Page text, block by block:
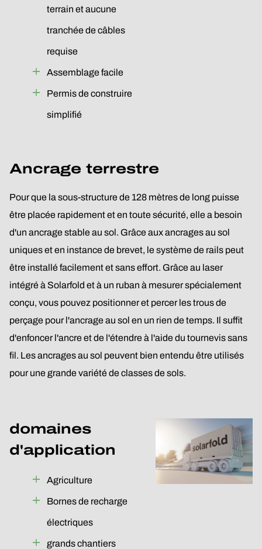
terrain et aucune
tranchée de câbles
requise
Assemblage facile
Permis de construire
simplifié
Ancrage terrestre
Pour que la sous-structure de 128 mètres de long puisse
être placée rapidement et en toute sécurité, elle a besoin
d'un ancrage stable au sol. Grâce aux ancrages au sol
uniques et en instance de brevet, le système de rails peut
être installé facilement et sans effort. Grâce au laser
intégré à Solarfold et à un ruban à mesurer spécialement
conçu, vous pouvez positionner et percer les trous de
perçage pour l'ancrage au sol en un rien de temps. Il suffit
d'enfoncer l'ancre et de l'étendre à l'aide du tournevis sans
fil. Les ancrages au sol peuvent bien entendu être utilisés
pour une grande variété de classes de sols.
domaines
d'application
Agriculture
Bornes de recharge
électriques
grands chantiers